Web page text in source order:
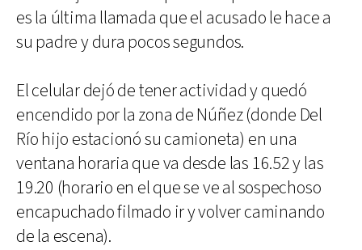
es la última llamada que el acusado le hace a
su padre y dura pocos segundos.
El celular dejó de tener actividad y quedó
encendido por la zona de Núñez (donde Del
Río hijo estacionó su camioneta) en una
ventana horaria que va desde las 16.52 y las
19.20 (horario en el que se ve al sospechoso
encapuchado filmado ir y volver caminando
de la escena).